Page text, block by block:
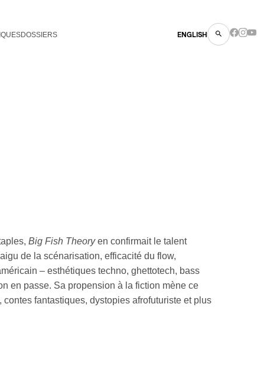
DOSSIERS ENGLISH
Big Fish Theoryen confirmait le talent
de la scénarisation, efficacité du flow,
– esthétiques techno, ghettotech, bass
en passe. Sa propension à la fiction mène ce
fantastiques, dystopies afrofuturiste et plus